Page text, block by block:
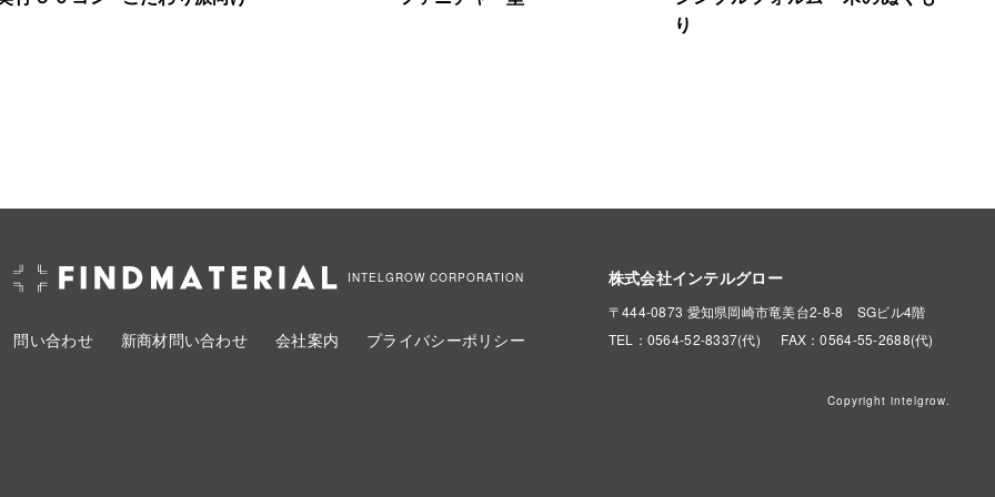
り
INTELGROW CORPORATION
問い合わせ 新商材問い合わせ 会社案内 プライバシーポリシー
株式会社インテルグロー
〒444-0873 愛知県岡崎市竜美台2-8-8 SGビル4階
TEL：0564-52-8337(代)
FAX：0564-55-2688(代)
Copyright intelgrow.